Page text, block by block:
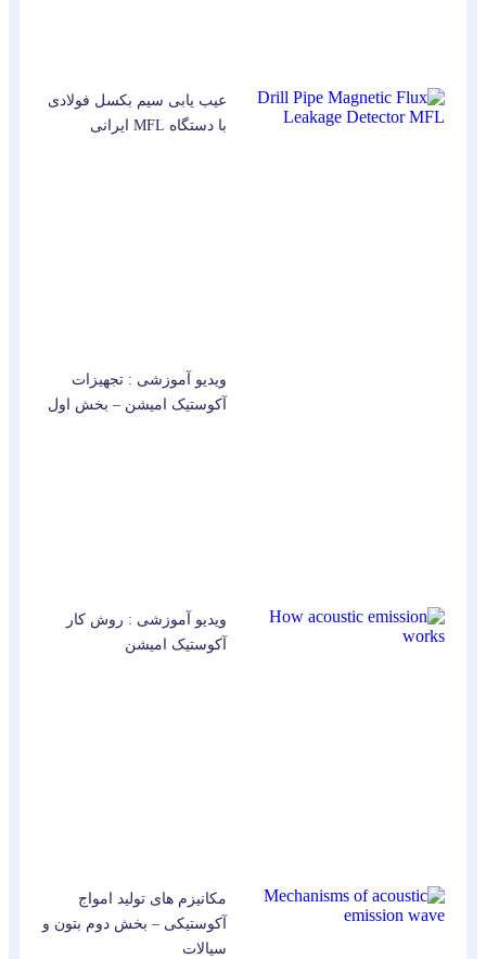
عیب یابی سیم بکسل فولادی
با دستگاه MFL ایرانی
ویدیو آموزشی : تجهیزات
آکوستیک امیشن – بخش اول
ویدیو آموزشی : روش کار
آکوستیک امیشن
مکانیزم های تولید امواج
آکوستیکی – بخش دوم بتون و
سیالات